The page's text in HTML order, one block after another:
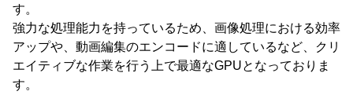
す。
強力な処理能力を持っているため、画像処理における効率
アップや、動画編集のエンコードに適しているなど、クリ
エイティブな作業を行う上で最適なGPUとなっておりま
す。